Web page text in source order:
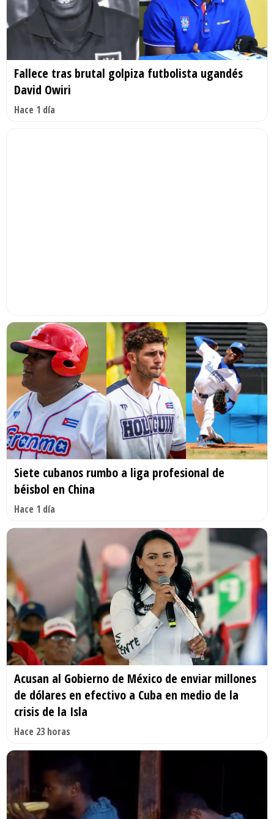
Fallece tras brutal golpiza futbolista ugandés
David Owiri
Hace 1 día
Siete cubanos rumbo a liga profesional de
béisbol en China
Hace 1 día
Acusan al Gobierno de México de enviar millones
de dólares en efectivo a Cuba en medio de la
crisis de la Isla
Hace 23 horas